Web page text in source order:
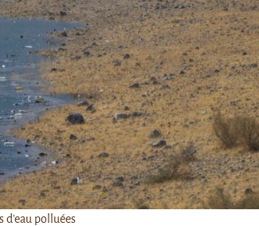
d'eau polluées